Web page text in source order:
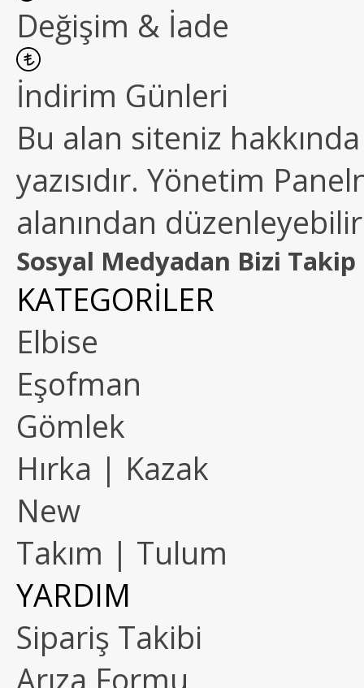
Değişim & İade
İndirim Günleri
Bu alan siteniz
yazısıdır. Yönetim
alanından
Sosyal Medyadan Bizi Takip
KATEGORİLER
Elbise
Eşofman
Gömlek
Hırka | Kazak
New
Takım | Tulum
YARDIM
Sipariş Takibi
Arıza Formu